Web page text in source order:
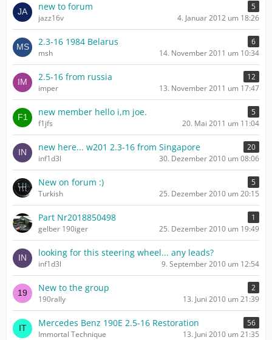
new to forum
5
jazz16v
4. Januar 2012 um 18:26
2.3-16 1984 Belarus
6
msh
14. November 2011 um 10:34
2.5-16 from russia
12
imper
13. November 2011 um 17:47
new member hello i,m joe.
5
f1jfs
20. Mai 2011 um 11:04
new here... w201 2.3-16 from Singapore
20
inf1d3l
30. Dezember 2010 um 08:06
New on forum :)
5
Turkish
25. Dezember 2010 um 20:15
Part Nr2018850498
1
gelber 190iger
25. Dezember 2010 um 19:49
looking for this steering wheel... any leads?
inf1d3l 9. September 2010 um 12:54
New to the group
2
190rally
13. Juni 2010 um 21:39
Mercedes Benz 190E 2.5-16 Restoration
56
Immortal Technique
13. Juni 2010 um 21:35